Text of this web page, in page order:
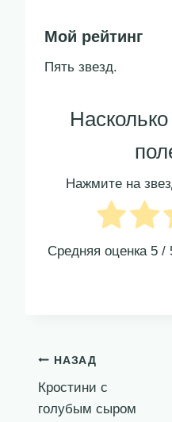
Мой рейтинг
Пять звезд.
Нажмите на
Средняя оценка 5 /
Навигация
по
НАЗАД
Кростини с
голубым сыром